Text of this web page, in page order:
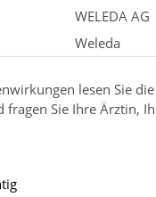
WELEDA AG
Weleda
lesen Sie die
fragen Sie Ihre Ärztin,